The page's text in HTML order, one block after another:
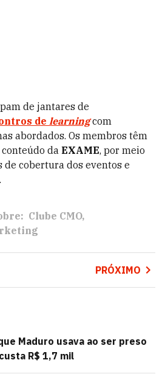
de jantares de
de learning com
abordados. Os membros têm
da EXAME, por meio
de cobertura dos eventos e
Clube CMO
PRÓXIMO
Maduro usava ao ser preso
R$ 1,7 mil